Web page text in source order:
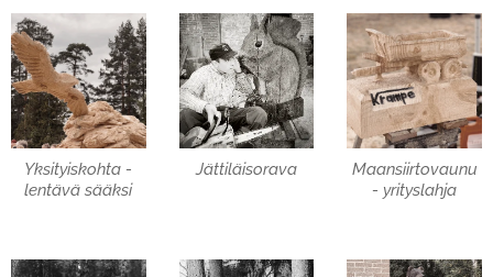
Yksityiskohta -
lentävä sääksi
Jättiläisorava
Maansiirtovaunu
- yrityslahja